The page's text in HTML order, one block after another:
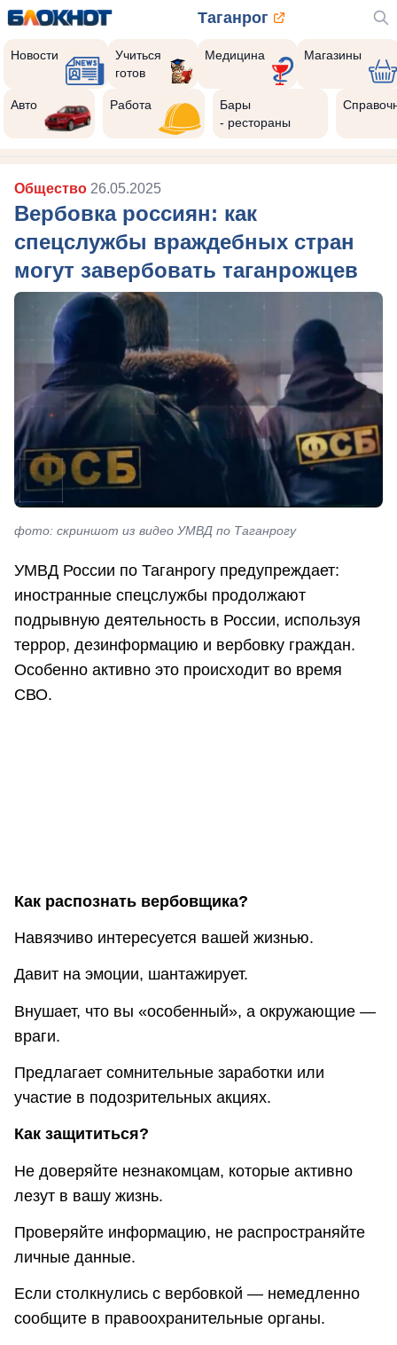
Таганрог
Новости
Учиться
готов
Медицина Магазины
Авто Работа
Бары
- рестораны
Общество 26.05.2025
Вербовка россиян: как
спецслужбы враждебных стран
могут завербовать таганрожцев
фото: скриншот из видео УМВД по Таганрогу
УМВД России по Таганрогу предупреждает:
иностранные спецслужбы продолжают
подрывную деятельность в России, используя
террор, дезинформацию и вербовку граждан.
Особенно активно это происходит во время
СВО.
Как распознать вербовщика?
Навязчиво интересуется вашей жизнью.
Давит на эмоции, шантажирует.
Внушает, что вы «особенный», а окружающие —
враги.
Предлагает сомнительные заработки или
участие в подозрительных акциях.
Как защититься?
Не доверяйте незнакомцам, которые активно
лезут в вашу жизнь.
Проверяйте информацию, не распространяйте
личные данные.
Если столкнулись с вербовкой — немедленно
сообщите в правоохранительные органы.